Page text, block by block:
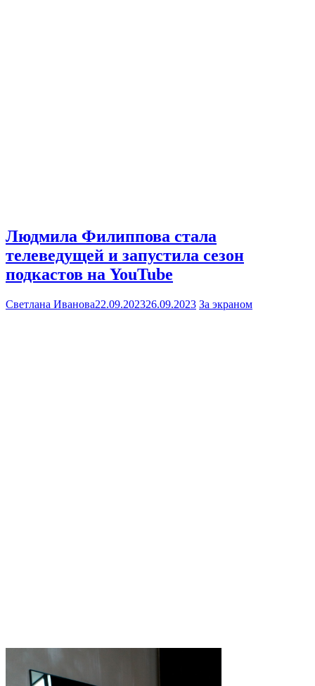
Людмила Филиппова стала
телеведущей и запустила сезон
подкастов на YouTube
Светлана Иванова22.09.202326.09.2023 За экраном